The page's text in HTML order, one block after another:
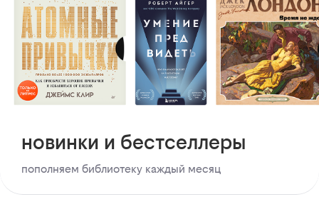
новинки и бестселлеры
пополняем библиотеку каждый месяц